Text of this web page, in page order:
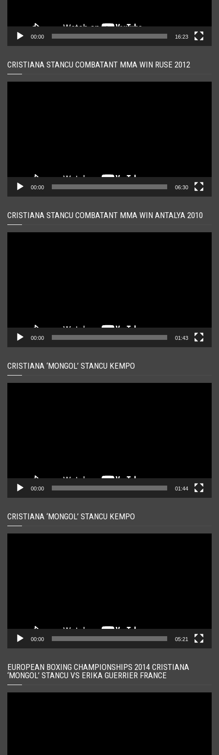
00:00 16:23
CRISTIANA STANCU COMBATANT MMA WIN RUSE 2012
00:00 06:30
CRISTIANA STANCU COMBATANT MMA WIN ANTALYA 2010
00:00 01:43
CRISTIANA ‘MONGOL’ STANCU KEMPO
00:00 01:44
CRISTIANA ‘MONGOL’ STANCU KEMPO
00:00 05:21
EUROPEAN BOXING CHAMPIONSHIPS 2014 CRISTIANA
‘MONGOL’ STANCU VS ERIKA GUERRIER FRANCE